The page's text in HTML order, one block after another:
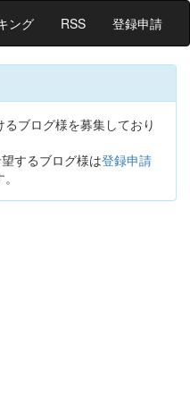
ング RSS 登録申請
ブログ様を募集しており
するブログ様は登録申請